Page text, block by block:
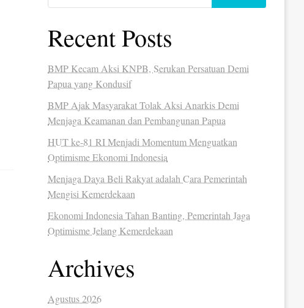
Recent Posts
BMP Kecam Aksi KNPB, Serukan Persatuan Demi
Papua yang Kondusif
BMP Ajak Masyarakat Tolak Aksi Anarkis Demi
Menjaga Keamanan dan Pembangunan Papua
HUT ke-81 RI Menjadi Momentum Menguatkan
Optimisme Ekonomi Indonesia
Menjaga Daya Beli Rakyat adalah Cara Pemerintah
Mengisi Kemerdekaan
Ekonomi Indonesia Tahan Banting, Pemerintah Jaga
Optimisme Jelang Kemerdekaan
Archives
Agustus 2026